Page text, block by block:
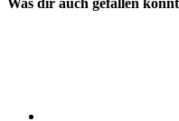
Was dir auch gefallen